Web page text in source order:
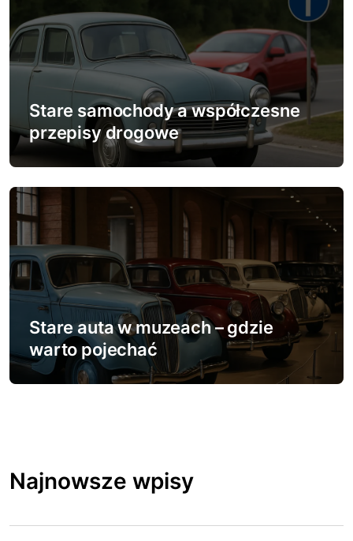
u
Stare samochody a współczesne
przepisy drogowe
Stare auta w muzeach – gdzie
warto pojechać
Najnowsze wpisy